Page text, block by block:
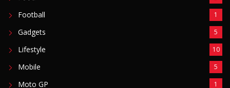
Football 1
Gadgets 5
Lifestyle 10
Mobile 5
Moto GP 1